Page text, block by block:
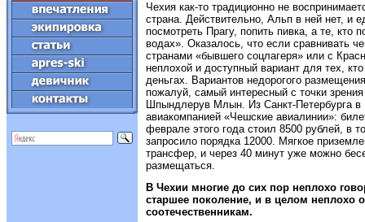
Чехия как-то традиционно не
страна. Действительно, Альп в ней нет, и
посмотреть Прагу, попить пивка, а те, кто
водах». Оказалось, что если сравнивать
странами «бывшего соцлагеря» или с
неплохой и доступный вариант для тех,
деньгах. Вариантов недорогого
пожалуй, самый интересный с точки зрения
Шпындлерув Млын. Из Санкт-Петербурга
авиакомпанией «Чешские авиалинии»:
феврале этого года стоил 8500 рублей, в
запросило порядка 12000. Мягкое
трансфер, и через 40 минут уже можно
размещаться.
В Чехии многие до сих пор неплохо
старшее поколение, и в целом неплохо
соотечественникам.